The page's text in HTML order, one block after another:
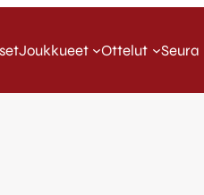
Joukkueet Ottelut Seura